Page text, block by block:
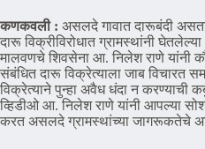
कणकवली : असलदे गावात दारूबंदी
दारू विक्रीविरोधात ग्रामस्थांनी
मालवणचे शिवसेना आ. निलेश राणे यांनी
संबंधित दारू विक्रेत्याला जाब विचारत
विक्रेत्याने पुन्हा अवैध धंदा न करण्याची
व्हिडीओ आ. निलेश राणे यांनी आपल्या
करत असलदे ग्रामस्थांच्या जागरूकतेचे